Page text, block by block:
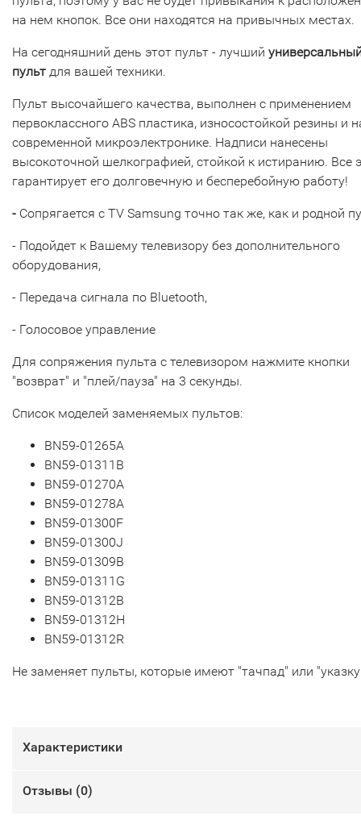
на нем кнопок. Все они находятся на привычных местах.
На сегодняшний день этот пульт - лучший
пульт для вашей техники.
Пульт высочайшего качества, выполнен с применением
первоклассного ABS пластика, износостойкой резины и
современной микроэлектронике. Надписи нанесены
высокоточной шелкографией, стойкой к истиранию. Все
гарантирует его долговечную и бесперебойную работу!
- Сопрягается с TV Samsung точно так же, как и родной
- Подойдет к Вашему телевизору без дополнительного
оборудования,
- Передача сигнала по Bluetooth,
- Голосовое управление
Для сопряжения пульта с телевизором нажмите кнопки
"возврат" и "плей/пауза" на 3 секунды.
Список моделей заменяемых пультов:
BN59-01265A
BN59-01311B
BN59-01270A
BN59-01278A
BN59-01300F
BN59-01300J
BN59-01309B
BN59-01311G
BN59-01312B
BN59-01312H
BN59-01312R
Не заменяет пульты, которые имеют "тачпад" или
Характеристики
Отзывы (0)